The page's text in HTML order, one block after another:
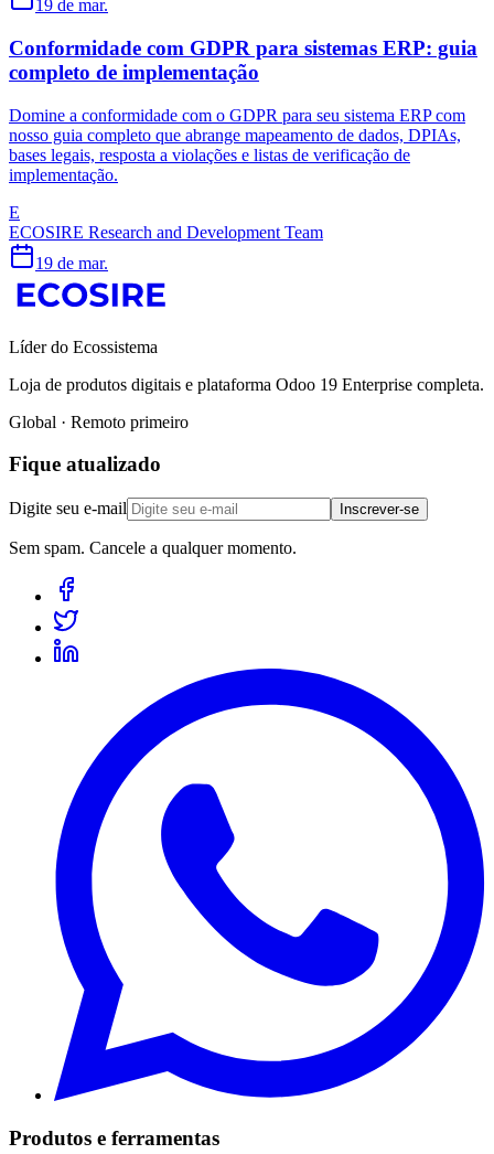
19 de mar.
Conformidade com GDPR para sistemas ERP: guia
completo de implementação
Domine a conformidade com o GDPR para seu sistema ERP com
nosso guia completo que abrange mapeamento de dados, DPIAs,
bases legais, resposta a violações e listas de verificação de
implementação.
E
ECOSIRE Research and Development Team
19 de mar.
Líder do Ecossistema
Loja de produtos digitais e plataforma Odoo 19 Enterprise completa.
Global · Remoto primeiro
Fique atualizado
Digite seu e-mail Inscrever-se
Sem spam. Cancele a qualquer momento.
Produtos e ferramentas